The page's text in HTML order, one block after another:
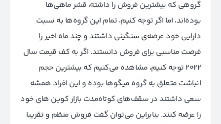
گروهی که بیشترین فروش را داشته، قشر ماهی‌ها
بوده‌اند، اما اگر توجه کنیم، تمام این گروه‌ها به نسبت
دارایی خود عرضه‌ی سنگینی داشتند و چند ماه اخیر را
فرصت مناسبی برای فروش دانستند. اگر به کف قیمت سال
۲۰۲۲ توجه کنیم، مشاهده می‌کنیم که بیشترین حجم
انباشت متعلق به گروه میگوها بوده و این افراد همشه
سعی داشتند در سقف‌های کوتاه‌مدت بازار کوین های خود
را عرضه کنند. بنابراین می‌توان گفت فروش منظم و تقریبا